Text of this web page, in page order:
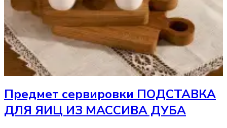
Предмет сервировки ПОДСТАВКА
ДЛЯ ЯИЦ ИЗ МАССИВА ДУБА